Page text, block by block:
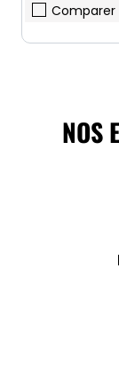
Comparer
NOS